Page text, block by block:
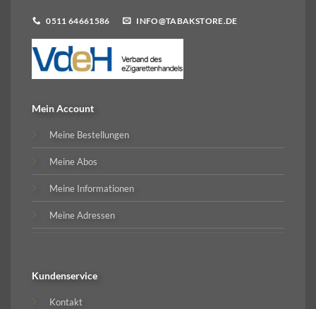
0511 64661586 INFO@TABAKSTORE.DE
Mein Account
Meine Bestellungen
Meine Abos
Meine Informationen
Meine Adressen
Kundenservice
Kontakt